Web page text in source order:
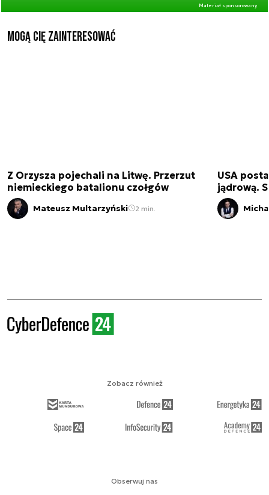
Materiał sponsorowany
Mogą Cię zainteresować
Z Orzysza pojechali na Litwę. Przerzut
niemieckiego batalionu czołgów
Mateusz Multarzyński 2 min.
USA
jądrową.
Obserwuj nas
Zobacz również